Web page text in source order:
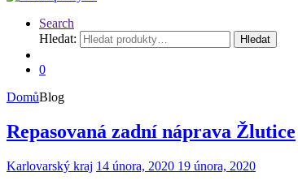
Search
Hledat:
Hledat
0
DomůBlog
Repasovaná zadní náprava Žlutice
Karlovarský kraj 14 února, 2020 19 února, 2020